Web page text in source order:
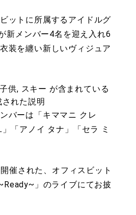
ットに所属するアイドルグ
新メンバー4名を迎え入れ6
装を纏い新しいヴィジュア
バーは「キママニ クレ
「アノイ タナ」「セラ ミ
催された、オフィスビット
」のライブにてお披